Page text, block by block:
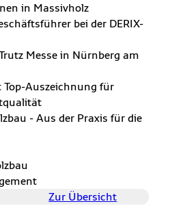
in Massivholz
bei der DERIX-
Messe in Nürnberg am
Auszeichnung für
- Aus der Praxis für die
Zur Übersicht